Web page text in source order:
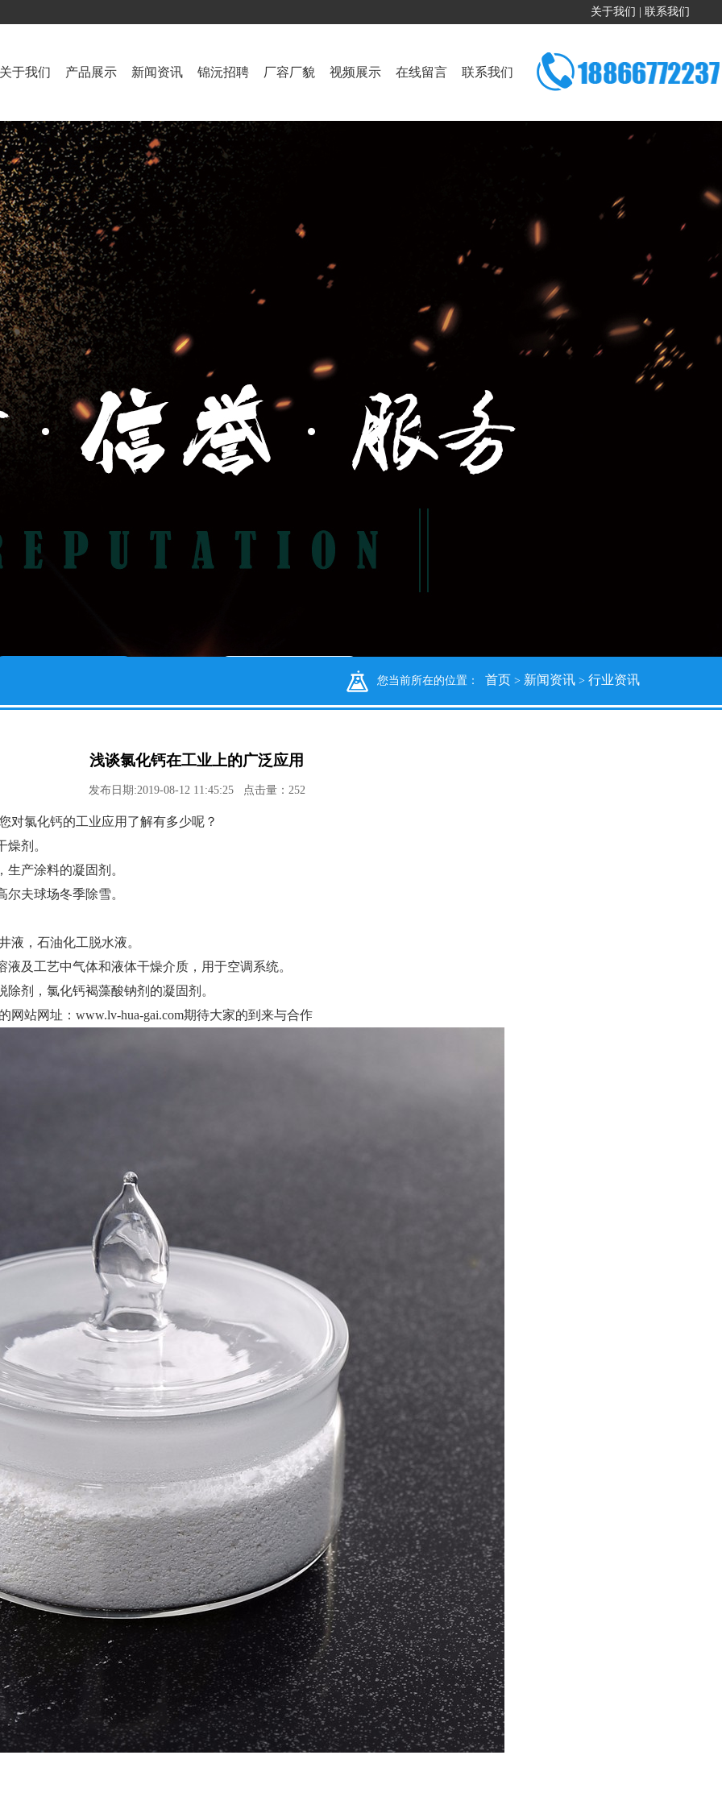
关于我们 联系我们
关于我们 产品展示 新闻资讯 锦沅招聘 厂容厂貌 视频展示 在线留言 联系我们
您当前所在的位置： 首页 > 新闻资讯 > 行业资讯
浅谈氯化钙在工业上的广泛应用
发布日期:2019-08-12 11:45:25 点击量： 252
对氯化钙的工业应用了解有多少呢？
燥剂。
产涂料的凝固剂。
夫球场冬季除雪。
液，石油化工脱水液。
及工艺中气体和液体干燥介质，用于空调系统。
剂，氯化钙褐藻酸钠剂的凝固剂。
站网址：www.lv-hua-gai.com期待大家的到来与合作